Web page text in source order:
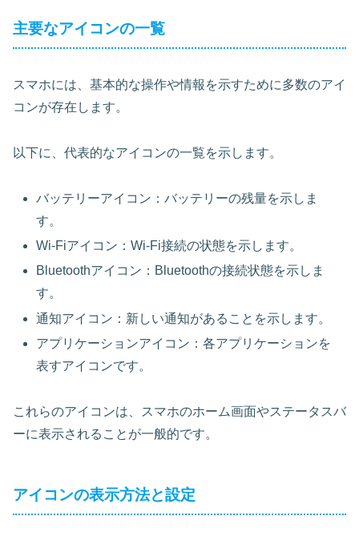
主要なアイコンの一覧
スマホには、基本的な操作や情報を示すために多数のアイ
コンが存在します。
以下に、代表的なアイコンの一覧を示します。
バッテリーアイコン：バッテリーの残量を示しま
す。
Wi-Fiアイコン：Wi-Fi接続の状態を示します。
Bluetoothアイコン：Bluetoothの接続状態を示しま
す。
通知アイコン：新しい通知があることを示します。
アプリケーションアイコン：各アプリケーションを
表すアイコンです。
これらのアイコンは、スマホのホーム画面やステータスバ
ーに表示されることが一般的です。
アイコンの表示方法と設定